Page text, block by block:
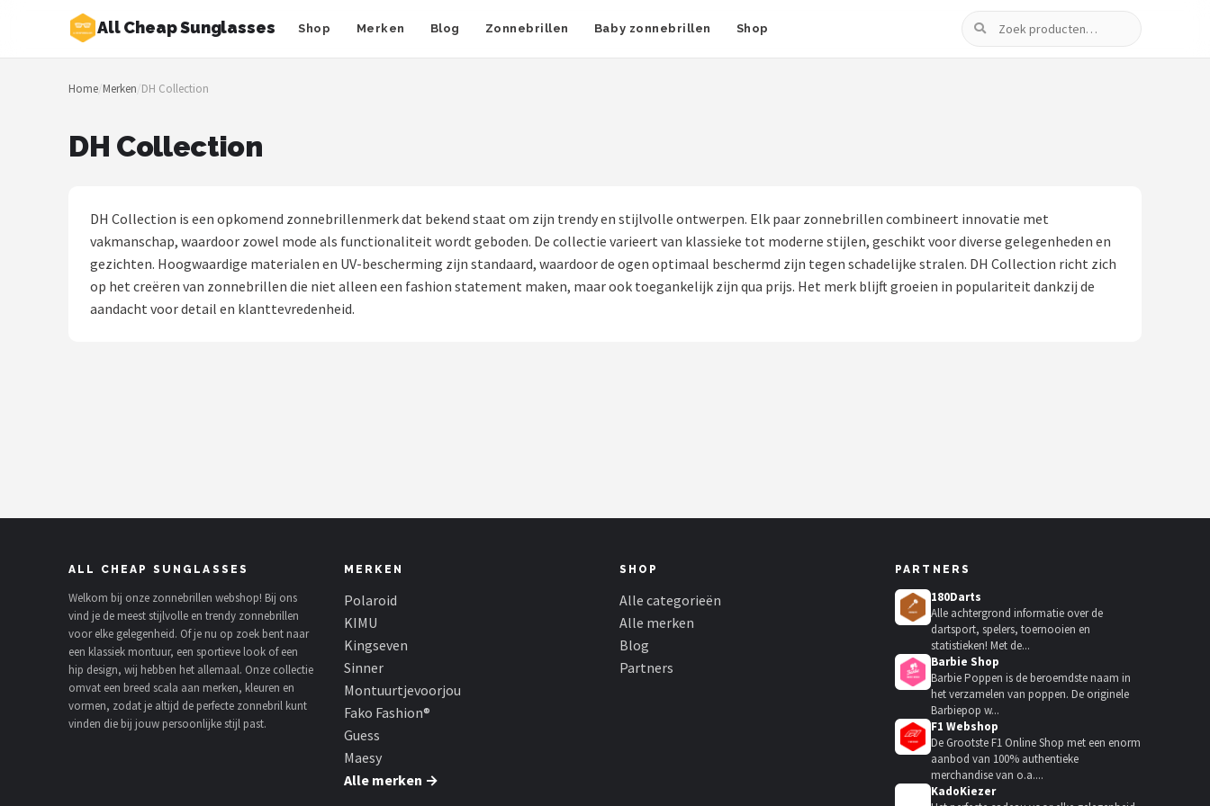
All Cheap Sunglasses Shop Merken Blog Zonnebrillen Baby zonnebrillen Shop
Zoeken
Zoeken
NAVIGATIE
Zonnebrillen
Baby zonnebrillen
Montuurtjevoorjou
Fako Fashion®
Guess
Maesy
Home/Merken/DH Collection
DH Collection
DH Collection is een opkomend zonnebrillenmerk dat bekend staat om zijn trendy en stijlvolle ontwerpen. Elk paar zonnebrillen combineert innovatie met
vakmanschap, waardoor zowel mode als functionaliteit wordt geboden. De collectie varieert van klassieke tot moderne stijlen, geschikt voor diverse gelegenheden en
gezichten. Hoogwaardige materialen en UV-bescherming zijn standaard, waardoor de ogen optimaal beschermd zijn tegen schadelijke stralen. DH Collection richt zich
op het creëren van zonnebrillen die niet alleen een fashion statement maken, maar ook toegankelijk zijn qua prijs. Het merk blijft groeien in populariteit dankzij de
aandacht voor detail en klanttevredenheid.
ALL CHEAP SUNGLASSES
Welkom bij onze zonnebrillen webshop! Bij ons
vind je de meest stijlvolle en trendy zonnebrillen
voor elke gelegenheid. Of je nu op zoek bent naar
een klassiek montuur, een sportieve look of een
hip design, wij hebben het allemaal. Onze collectie
omvat een breed scala aan merken, kleuren en
vormen, zodat je altijd de perfecte zonnebril kunt
vinden die bij jouw persoonlijke stijl past.
MERKEN
Polaroid
KIMU
Kingseven
Sinner
Montuurtjevoorjou
Fako Fashion®
Guess
Maesy
Alle merken →
SHOP
Alle categorieën
Alle merken
Blog
Partners
PARTNERS
180Darts
Alle achtergrond informatie over de
dartsport, spelers, toernooien en
statistieken! Met de...
Barbie Shop
Barbie Poppen is de beroemdste naam in
het verzamelen van poppen. De originele
Barbiepop w...
F1 Webshop
De Grootste F1 Online Shop met een enorm
aanbod van 100% authentieke
merchandise van o.a....
KadoKiezer